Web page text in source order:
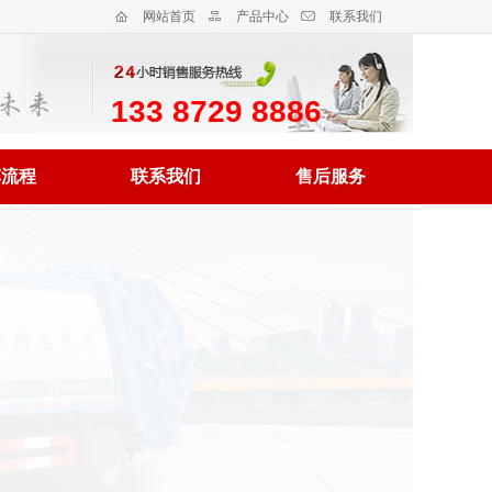
网站首页 产品中心 联系我们
133 8729 8886
程 联系我们 售后服务